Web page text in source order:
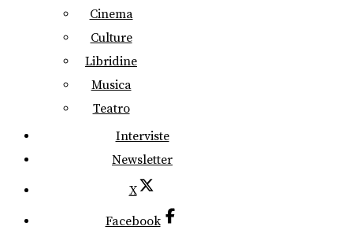
Cinema
Culture
Libridine
Musica
Teatro
Interviste
Newsletter
X
Facebook